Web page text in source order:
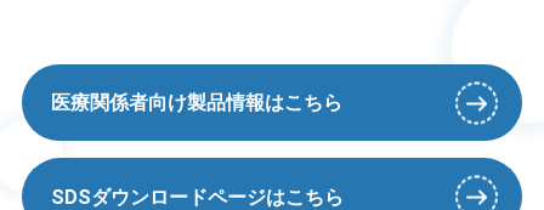
医療関係者向け製品情報はこちら
SDSダウンロードページはこちら